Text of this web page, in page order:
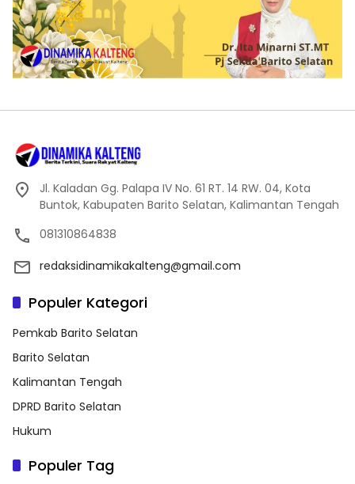
Jl. Kaladan Gg. Palapa IV No. 61 RT. 14 RW. 04, Kota
Buntok, Kabupaten Barito Selatan, Kalimantan Tengah
081310864838
redaksidinamikakalteng@gmail.com
Populer Kategori
Pemkab Barito Selatan
Barito Selatan
Kalimantan Tengah
DPRD Barito Selatan
Hukum
Populer Tag